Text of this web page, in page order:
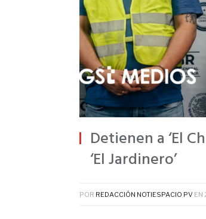
Detienen a ‘El
‘El Jardinero’
POR REDACCIÓN NOTIESPACIO PV EN